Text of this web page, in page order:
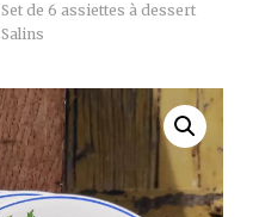
n
g
C
Set de 6 assiettes à dessert
Salins